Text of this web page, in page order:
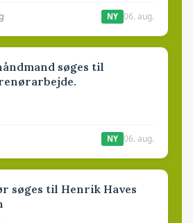
NY 06. aug.
søges til
NY 06. aug.
søges til Henrik Haves